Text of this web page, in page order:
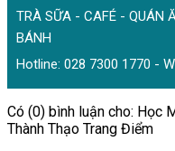
TRÀ SỮA - CAFÉ - QUÁN
BÁNH
Hotline: 028 7300 1770 -
Có (0) bình luận cho: Học
Thành Thạo Trang Điểm